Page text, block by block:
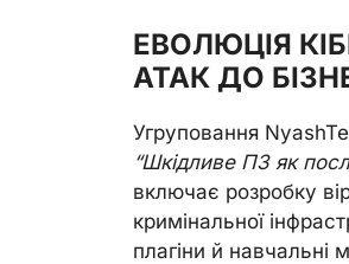
ЕВОЛЮЦІЯ
АТАК ДО
Угруповання
“Шкідливе ПЗ як
включає розробку
кримінальної
плагіни й навчальні